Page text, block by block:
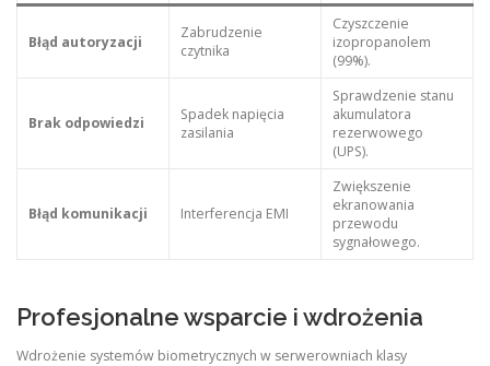
Błąd autoryzacji
Zabrudzenie
czytnika
Czyszczenie
izopropanolem
(99%).
Brak odpowiedzi
Spadek napięcia
zasilania
Sprawdzenie stanu
akumulatora
rezerwowego
(UPS).
Błąd komunikacji Interferencja EMI
Zwiększenie
ekranowania
przewodu
sygnałowego.
Profesjonalne wsparcie i wdrożenia
Wdrożenie systemów biometrycznych w serwerowniach klasy